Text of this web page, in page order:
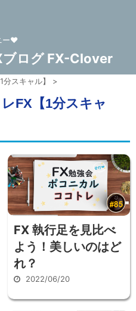
ー❤
ブログ FX-Clover
スキャル】 >
FX【1分スキャ
FX 執行足を見比べ
よう！美しいのはど
れ？
2022/06/20